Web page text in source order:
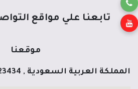
تابعنا علي مواقع
موقعنا
المملكة العربية السعودية , 23434 جدة